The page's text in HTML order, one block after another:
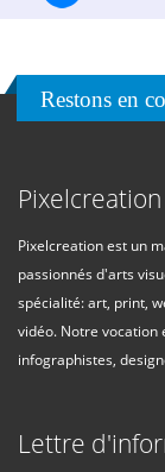
Restons en
Pixelcreation
Pixelcreation est un
passionnés d'arts
spécialité: art, print,
vidéo. Notre vocation
infographistes,
Lettre